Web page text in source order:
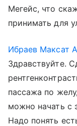
Мегейс, что
принимать для
Ибраев Максат
Здравствуйте.
пассажа по
можно начать с
Надо понять